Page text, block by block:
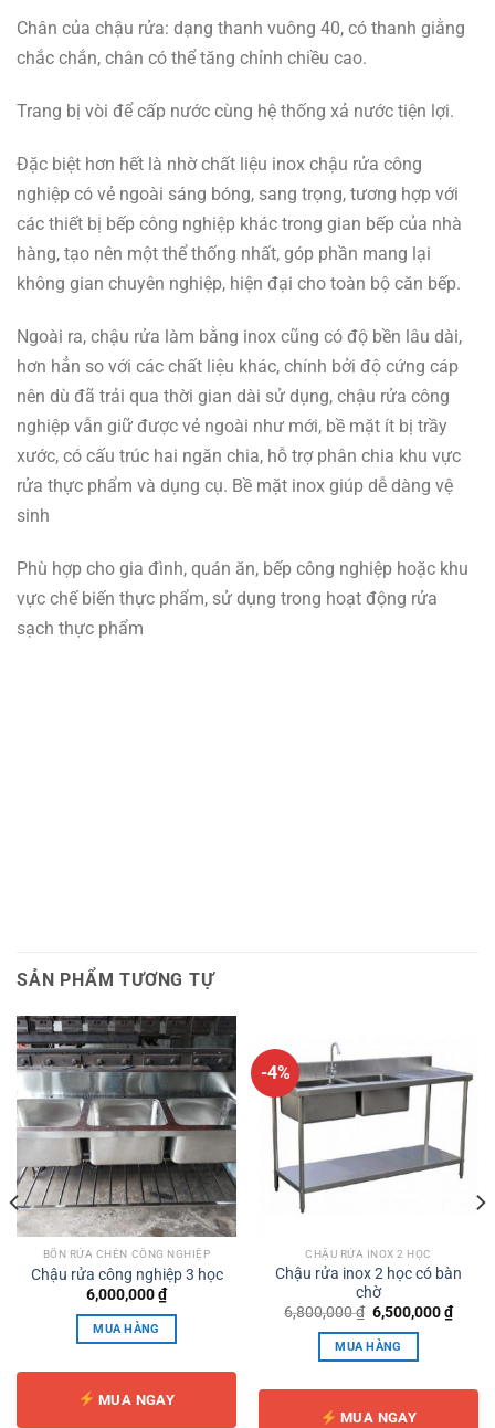
Chân của chậu rửa: dạng thanh vuông 40, có thanh giằng
chắc chắn, chân có thể tăng chỉnh chiều cao.
Trang bị vòi để cấp nước cùng hệ thống xả nước tiện lợi.
Đặc biệt hơn hết là nhờ chất liệu inox chậu rửa công
nghiệp có vẻ ngoài sáng bóng, sang trọng, tương hợp với
các thiết bị bếp công nghiệp khác trong gian bếp của nhà
hàng, tạo nên một thể thống nhất, góp phần mang lại
không gian chuyên nghiệp, hiện đại cho toàn bộ căn bếp.
Ngoài ra, chậu rửa làm bằng inox cũng có độ bền lâu dài,
hơn hẳn so với các chất liệu khác, chính bởi độ cứng cáp
nên dù đã trải qua thời gian dài sử dụng, chậu rửa công
nghiệp vẫn giữ được vẻ ngoài như mới, bề mặt ít bị trầy
xước, có cấu trúc hai ngăn chia, hỗ trợ phân chia khu vực
rửa thực phẩm và dụng cụ. Bề mặt inox giúp dễ dàng vệ
sinh
Phù hợp cho gia đình, quán ăn, bếp công nghiệp hoặc khu
vực chế biến thực phẩm, sử dụng trong hoạt động rửa
sạch thực phẩm
SẢN PHẨM TƯƠNG TỰ
BỒN RỬA CHÉN CÔNG NGHIỆP
Chậu rửa công nghiệp 3 học
6,000,000₫
MUA HÀNG
MUA NGAY
-4%
CHẬU RỬA INOX 2 HỌC
Chậu rửa inox 2 học có bàn
chờ
6,800,000₫ Giá
gốc
là:
6,800,000 ₫.
6,500,000₫Giá
hiện
MUA HÀNG
MUA NGAY